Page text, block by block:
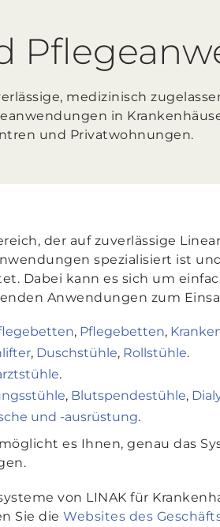
medizinisch
in
und Privatwohnungen.
der auf zuverlässige
spezialisiert ist
Dabei kann es sich um
Anwendungen zum
, Pflegebetten,
, Duschstühle, Rollstühle.
.
, Blutspendestühle,
und -ausrüstung.
es Ihnen, genau das
von LINAK für
Sie die Websites des